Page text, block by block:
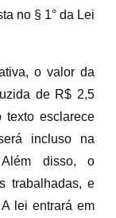
no § 1° da Lei
o valor da
de R$ 2,5
texto esclarece
incluso na
Além disso, o
trabalhadas, e
lei entrará em